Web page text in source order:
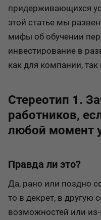
придерживающихся
этой статье мы
мифы об обучении
инвестирование в
как для компании,
Стереотип 1.
работников,
любой момент
Правда ли это?
Да, рано или поздно
то в декрет, в другую
возможностей или